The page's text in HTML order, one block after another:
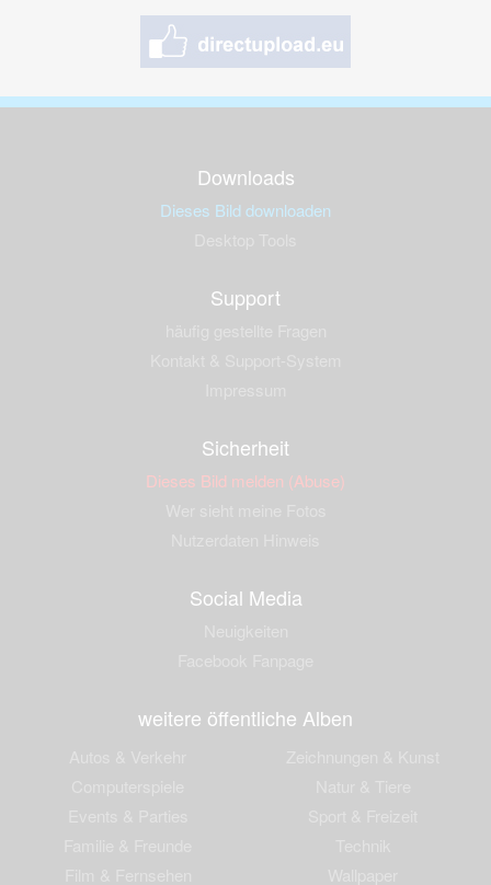
Downloads
Dieses Bild downloaden
Support
Sicherheit
Dieses Bild melden (Abuse)
Social Media
weitere öffentliche Alben